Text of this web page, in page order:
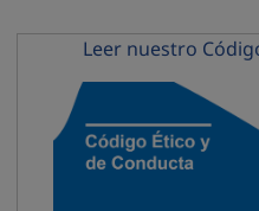
Leer nuestro